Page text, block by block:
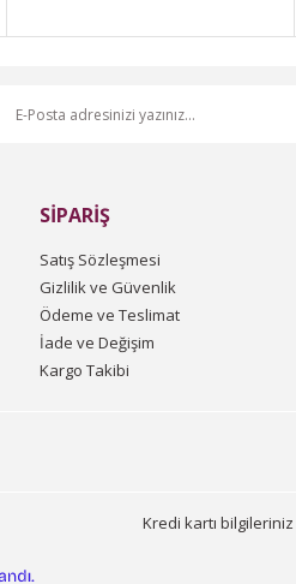
SİPARİŞ
Satış Sözleşmesi
Gizlilik ve Güvenlik
Ödeme ve Teslimat
İade ve Değişim
Kargo Takibi
Kredi kartı